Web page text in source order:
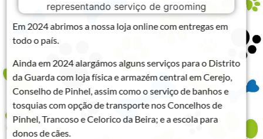
Em 2024 abrimos a nossa loja online com entregas em
todo o país.
Ainda em 2024 alargámos alguns serviços para o Distrito
da Guarda com loja física e armazém central em Cerejo,
Conselho de Pinhel, assim como o serviço de banhos e
tosquias com opção de transporte nos Concelhos de
Pinhel, Trancoso e Celorico da Beira; e a escola para
donos de cães.